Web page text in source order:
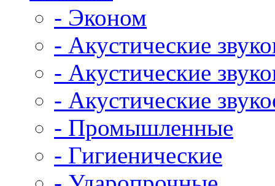
- Эконом
- Акустические
- Акустические
- Акустические
- Промышленные
- Гигиенические